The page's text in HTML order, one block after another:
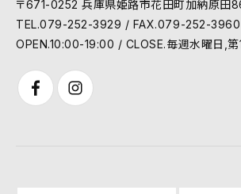
〒671-0252 兵庫県姫路市花田町加納原田
TEL.079-252-3929 / FAX.079-252-3960
OPEN.10:00-19:00 / CLOSE.毎週水曜日,第